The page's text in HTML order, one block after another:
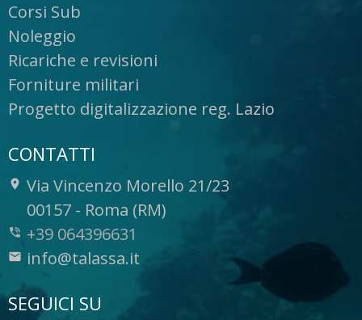
Corsi Sub
Noleggio
Ricariche e revisioni
Forniture militari
Progetto digitalizzazione reg. Lazio
CONTATTI
Via Vincenzo Morello 21/23
-
00157 - Roma (RM)
+39 064396631
info@talassa.it
SEGUICI SU